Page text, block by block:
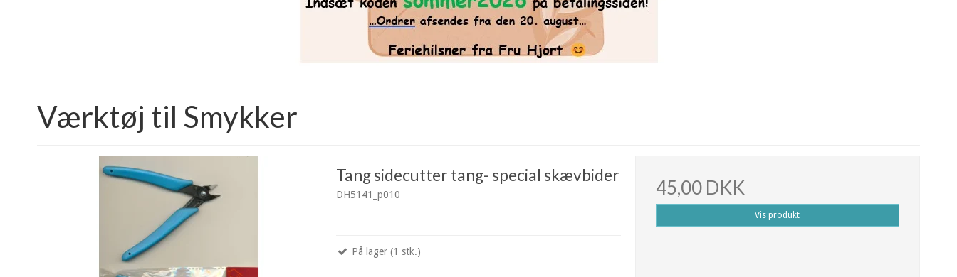
Værktøj til Smykker
Tang sidecutter tang- special skævbider
DH5141_p010
På lager (1 stk.)
45,00 DKK
Vis produkt